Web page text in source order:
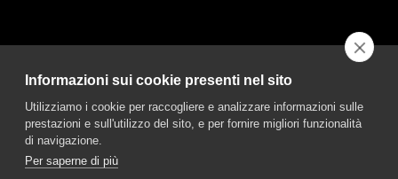
50013 Campi Bisenzio Firenze - Italy
Informazioni sui cookie presenti nel sito
Utilizziamo i cookie per raccogliere e analizzare informazioni sulle
prestazioni e sull'utilizzo del sito, e per fornire migliori funzionalità
di navigazione.
Per saperne di più